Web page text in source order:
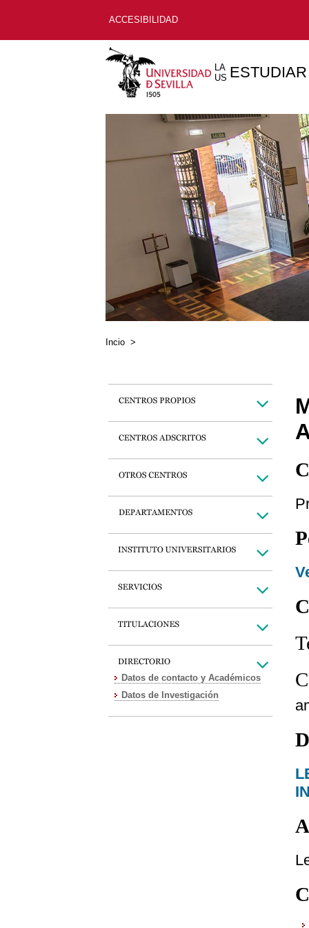
ACCESIBILIDAD
LA
US ESTUDIAR
Incio >
Datos de contacto y Académicos
Datos de Investigación